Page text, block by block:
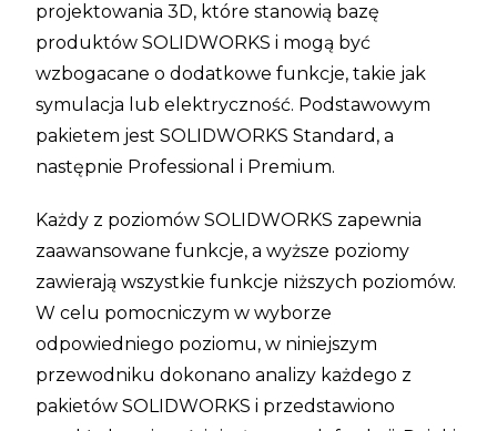
projektowania 3D, które stanowią bazę
produktów SOLIDWORKS i mogą być
wzbogacane o dodatkowe funkcje, takie jak
symulacja lub elektryczność. Podstawowym
pakietem jest SOLIDWORKS Standard, a
następnie Professional i Premium.
Każdy z poziomów SOLIDWORKS zapewnia
zaawansowane funkcje, a wyższe poziomy
zawierają wszystkie funkcje niższych poziomów.
W celu pomocniczym w wyborze
odpowiedniego poziomu, w niniejszym
przewodniku dokonano analizy każdego z
pakietów SOLIDWORKS i przedstawiono